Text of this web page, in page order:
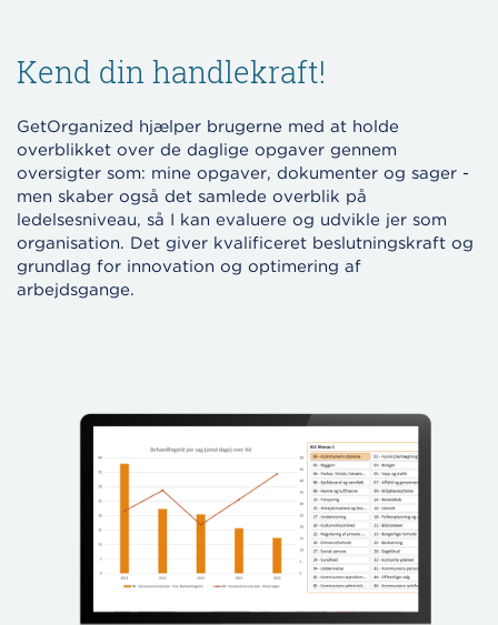
Kend din handlekraft!
GetOrganized hjælper brugerne med at holde
overblikket over de daglige opgaver gennem
oversigter som: mine opgaver, dokumenter og sager -
men skaber også det samlede overblik på
ledelsesniveau, så I kan evaluere og udvikle jer som
organisation. Det giver kvalificeret beslutningskraft og
grundlag for innovation og optimering af
arbejdsgange.